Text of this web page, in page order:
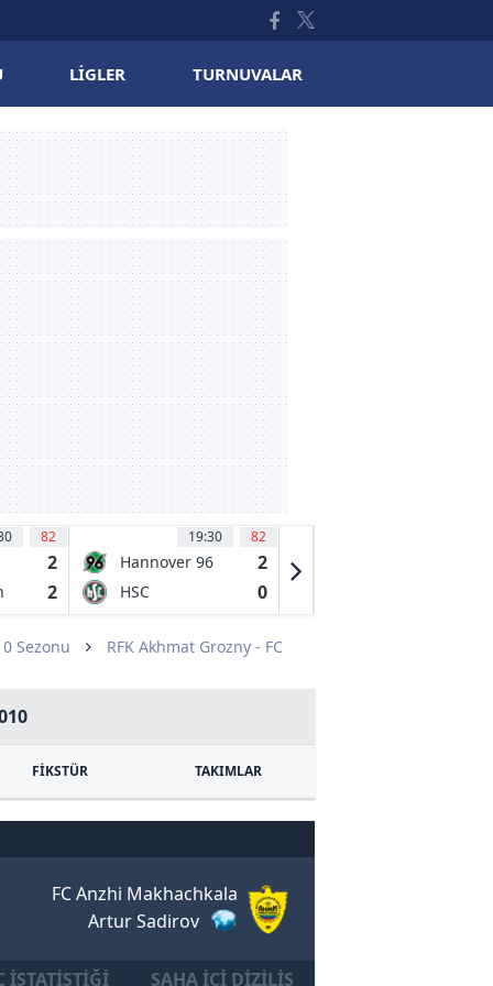
LIGLER TURNUVALAR
82
2
2
19:30 82
Hannover 96
(A)
2
HSC
0
Sezonu RFK Akhmat Grozny - FC
FİKSTÜR TAKIMLAR
FC Anzhi Makhachkala
Artur Sadirov
İSTATISTIĞI SAHA İÇI DIZILIŞ